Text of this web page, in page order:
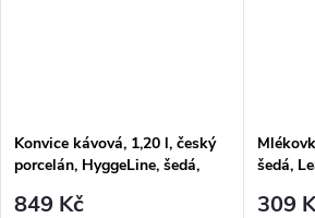
Konvice kávová, 1,20 l, český
porcelán, HyggeLine, šedá,
849 Kč
šedá,
309